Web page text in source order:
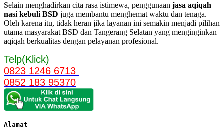
Selain menghadirkan cita rasa istimewa, penggunaan jasa aqiqah
nasi kebuli BSD juga membantu menghemat waktu dan tenaga.
Oleh karena itu, tidak heran jika layanan ini semakin menjadi pilihan
utama masyarakat BSD dan Tangerang Selatan yang menginginkan
aqiqah berkualitas dengan pelayanan profesional.
Telp(Klick)
0823 1246 6713
0852 183 95370
Alamat